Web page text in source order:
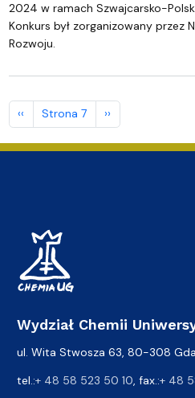
2024 w ramach Szwajcarsko-
Konkurs był zorganizowany przez
Rozwoju.
Stronicowanie
Poprzednia strona
‹‹ Strona 7 Następna strona
››
Wydział Chemii
ul. Wita Stwosza 63, 80-308
tel.:+ 48 58 523 50 10 , fax.:+ 48